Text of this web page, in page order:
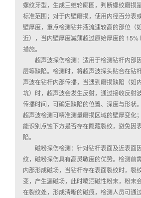
螺纹牙型，生成三维轮廓图，判断螺纹磨损
标准范围；对于内壁磨损，使用内径百分表
壁厚度，重点检测钻井液流速较高的部位（
近），当内壁厚度减薄超过原始厚度的
措施。
超声波探伤检测：适用于检测钻杆内部
层等缺陷。检测时，将超声波探头贴合在钻
声波在钻杆内部传播，当遇到磨损缺陷（如
坑）时，超声波会发生反射，通过接收反射
传播时间，可确定缺陷的位置、深度与形状
超声波检测可精准测量磨损区域的壁厚变化
能识别点蚀下方是否存在隐藏裂纹，避免因
陷。
磁粉探伤检测：针对钻杆表面及近表面
纹，磁粉探伤具有高灵敏度的优势。检测前
内部形成磁场，当钻杆存在表面裂纹时，裂
变，产生漏磁场，此时喷洒磁性粉末，粉末
在裂纹处，形成清晰的磁痕，检测人员可通